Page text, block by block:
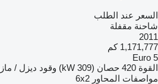
السعر عند الطلب
شاحنة مقفلة
2011
1,171,777 كم
Euro 5
القوة 420 حصان (309 kW) وقود ديزل /
مواصفات المحاور 6x2